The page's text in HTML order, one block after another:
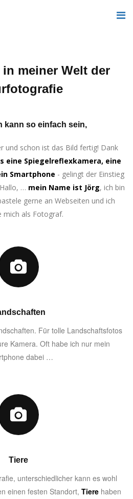
meiner Welt der
kann so einfach sein,
und schon ist das Bild fertig! Dank
eine Spiegelreflexkamera, eine
Smartphone - gelingt der Einstieg
… mein Name ist Jörg, ich bin
gerne an Webseiten und ich
mich als Fotograf.
Für tolle Landschaftsfotos
Kamera. Oft habe ich nur mein
dabei …
Tiere
unterschiedlicher kann es wohl
einen festen Standort, Tiere haben